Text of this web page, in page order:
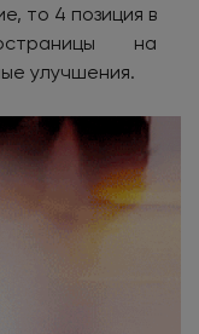
то 4 позиция в
на
улучшения.